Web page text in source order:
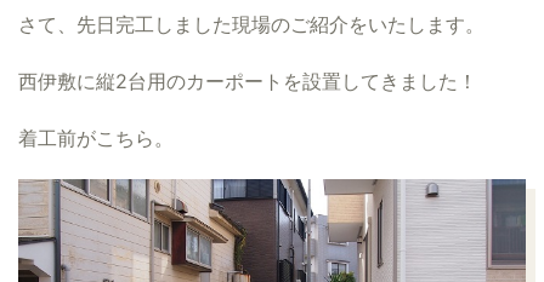
さて、先日完工しました現場のご紹介をいたします。
西伊敷に縦2台用のカーポートを設置してきました！
着工前がこちら。